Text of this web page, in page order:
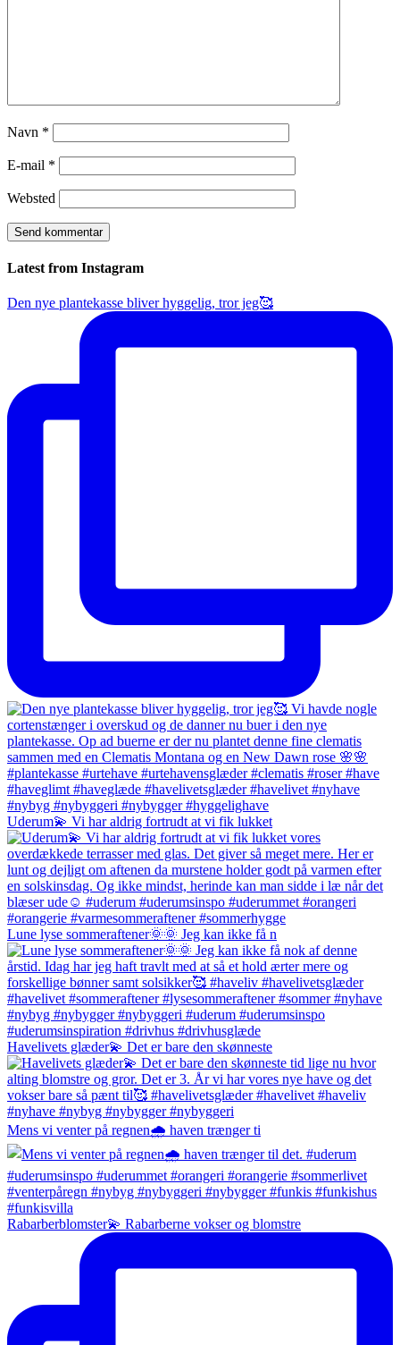
Navn *
E-mail *
Websted
Latest from Instagram
Den nye plantekasse bliver hyggelig, tror jeg🥰
Uderum💫 Vi har aldrig fortrudt at vi fik lukket
Lune lyse sommeraftener🌞🌞 Jeg kan ikke få n
Havelivets glæder💫 Det er bare den skønneste
Mens vi venter på regnen🌧️ haven trænger ti
Rabarberblomster💫 Rabarberne vokser og blomstre